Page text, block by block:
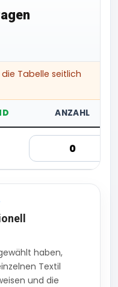
Tabelle seitlich
ANZAHL
haben,
Textil
und die